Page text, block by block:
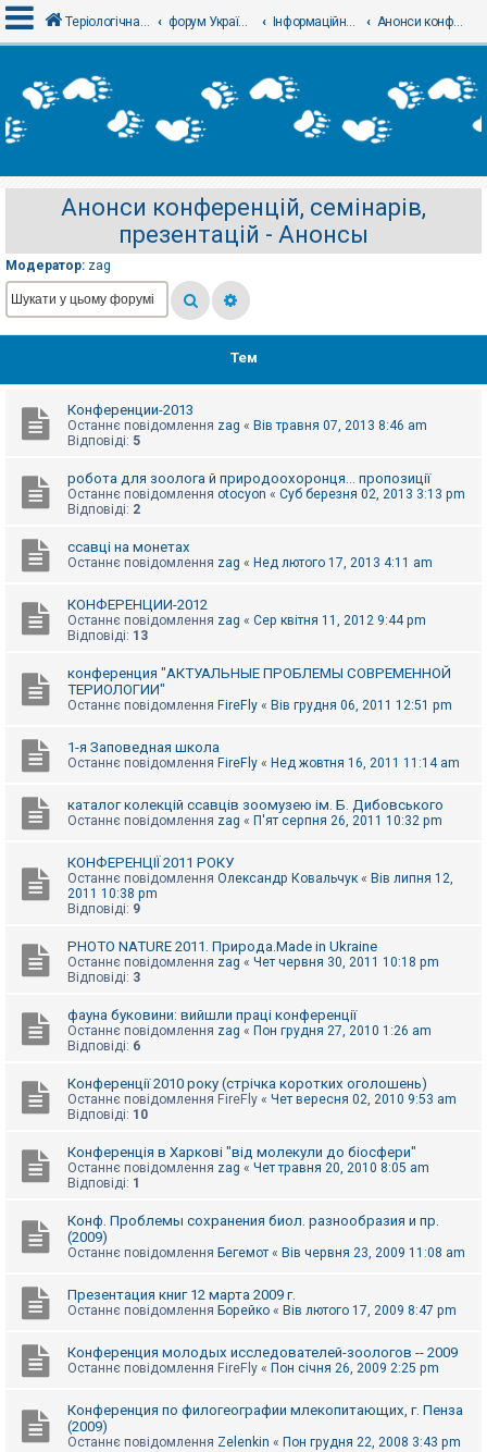
х
і
с
р
а
ц
і
Т
м
б
е
в
и
о
у
Д
п
м
а
Теріологічна школа форум Українського теріологічного товариства Інформаційний відділ Анонси конференцій, семінарів, презентацій - Анонсы
Анонси конференцій, семінарів,
презентацій - Анонсы
Модератор: zag
Тем
Конференции-2013
Останнє повідомлення zag « Вів травня 07, 2013 8:46 am
Відповіді: 5
робота для зоолога й природоохоронця... пропозиції
Останнє повідомлення otocyon « Суб березня 02, 2013 3:13 pm
Відповіді: 2
ссавці на монетах
Останнє повідомлення zag « Нед лютого 17, 2013 4:11 am
КОНФЕРЕНЦИИ-2012
Останнє повідомлення zag « Сер квітня 11, 2012 9:44 pm
Відповіді: 13
конференция "АКТУАЛЬНЫЕ ПРОБЛЕМЫ СОВРЕМЕННОЙ
ТЕРИОЛОГИИ"
Останнє повідомлення FireFly « Вів грудня 06, 2011 12:51 pm
1-я Заповедная школа
Останнє повідомлення FireFly « Нед жовтня 16, 2011 11:14 am
каталог колекцій ссавців зоомузею ім. Б. Дибовського
Останнє повідомлення zag « П'ят серпня 26, 2011 10:32 pm
КОНФЕРЕНЦІЇ 2011 РОКУ
Останнє повідомлення Олександр Ковальчук « Вів липня 12,
2011 10:38 pm
Відповіді: 9
PHOTO NATURE 2011. Природа.Made in Ukraine
Останнє повідомлення zag « Чет червня 30, 2011 10:18 pm
Відповіді: 3
фауна буковини: вийшли праці конференції
Останнє повідомлення zag « Пон грудня 27, 2010 1:26 am
Відповіді: 6
Конференції 2010 року (стрічка коротких оголошень)
Останнє повідомлення FireFly « Чет вересня 02, 2010 9:53 am
Відповіді: 10
Конференція в Харкові "від молекули до біосфери"
Останнє повідомлення zag « Чет травня 20, 2010 8:05 am
Відповіді: 1
Конф. Проблемы сохранения биол. разнообразия и пр.
(2009)
Останнє повідомлення Бегемот « Вів червня 23, 2009 11:08 am
Презентация книг 12 марта 2009 г.
Останнє повідомлення Борейко « Вів лютого 17, 2009 8:47 pm
Конференция молодых исследователей-зоологов -- 2009
Останнє повідомлення FireFly « Пон січня 26, 2009 2:25 pm
Конференция по филогеографии млекопитающих, г. Пенза
(2009)
Останнє повідомлення Zelenkin « Пон грудня 22, 2008 3:43 pm